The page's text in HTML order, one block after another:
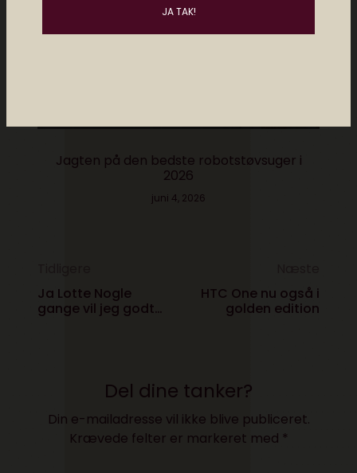
Jagten på den bedste robotstøvsuger i
2026
juni 4, 2026
Ja Lotte Nogle
gange vil jeg godt
HTC One nu også i
golden edition
Del dine tanker?
Din e-mailadresse vil ikke blive publiceret.
Krævede felter er markeret med *